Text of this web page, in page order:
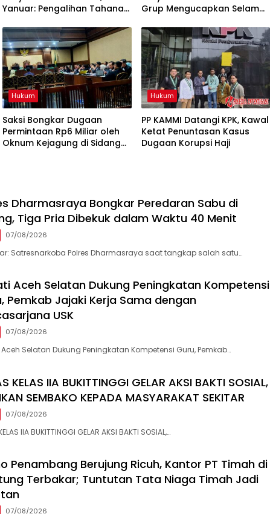
Yanuar: Pengalihan Tahanan
Keadilan
Grup Mengucapkan Selamat
Ramadhan 1447 H
Hukum
Saksi Bongkar Dugaan
Permintaan Rp6 Miliar oleh
Oknum Kejagung di Sidang
Hukum
PP KAMMI Datangi KPK, Kawal
Ketat Penuntasan Kasus
Dugaan Korupsi Haji
Dharmasraya Bongkar Peredaran Sabu di
Tiga Pria Dibekuk dalam Waktu 40 Menit
07/08/2026
Satresnarkoba Polres Dharmasraya saat tangkap salah satu…
Aceh Selatan Dukung Peningkatan Kompetensi
Pemkab Jajaki Kerja Sama dengan
USK
07/08/2026
Selatan Dukung Peningkatan Kompetensi Guru, Pemkab…
KELAS IIA BUKITTINGGI GELAR AKSI BAKTI SOSIAL,
SEMBAKO KEPADA MASYARAKAT SEKITAR
07/08/2026
IIA BUKITTINGGI GELAR AKSI BAKTI SOSIAL,…
Penambang Berujung Ricuh, Kantor PT Timah di
Terbakar; Tuntutan Tata Niaga Timah Jadi
07/08/2026